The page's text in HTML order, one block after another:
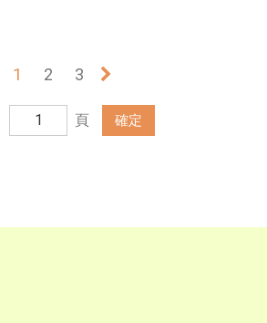
1 2 3 »
頁 確定